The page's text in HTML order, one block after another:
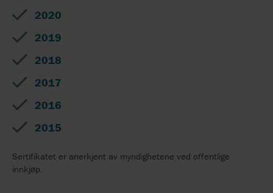
2020
2019
2018
2017
2016
2015
Sertifikatet er anerkjent av myndighetene ved offentlige
innkjøp.